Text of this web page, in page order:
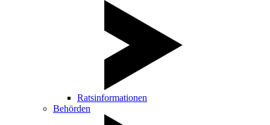
Ratsinformationen
Behörden